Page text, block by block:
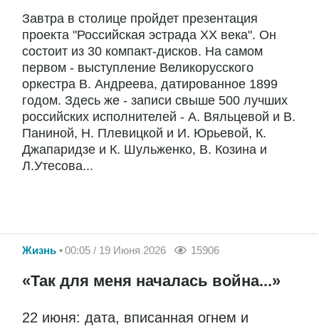
Завтра в столице пройдет презентация
проекта "Российская эстрада ХХ века". Он
состоит из 30 компакт-дисков. На самом
первом - выступление Великорусского
оркестра В. Андреева, датированное 1899
годом. Здесь же - записи свыше 500 лучших
российских исполнителей - А. Вяльцевой и В.
Паниной, Н. Плевицкой и И. Юрьевой, К.
Джапаридзе и К. Шульженко, В. Козина и
Л.Утесова...
Жизнь 00:05 / 19 Июня 2026 15906
«Так для меня началась война...»
22 июня: дата, вписанная огнем и